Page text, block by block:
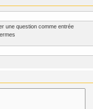
une question comme entrée